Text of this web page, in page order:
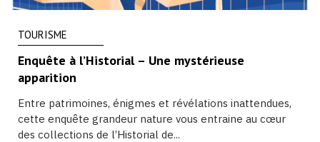
TOURISME
Enquête à l’Historial – Une mystérieuse
apparition
Entre patrimoines, énigmes et révélations inattendues,
cette enquête grandeur nature vous entraine au cœur
des collections de l’Historial de...